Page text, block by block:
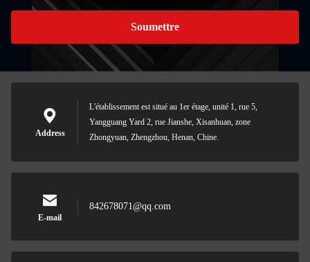
Soumettre
Address
L'établissement est situé au 1er étage, unité 1, rue 5,
Yangguang Yard 2, rue Jianshe, Xisanhuan, zone
Zhongyuan, Zhengzhou, Henan, Chine.
E-mail
842678071@qq.com